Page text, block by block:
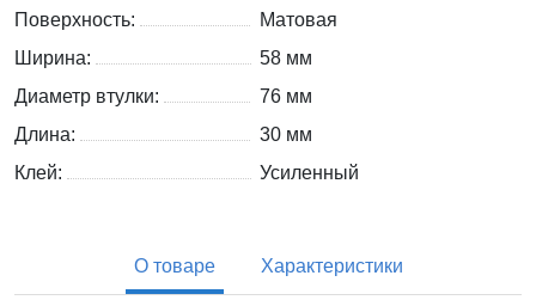
Поверхность:
Матовая
Ширина:
58 мм
Диаметр втулки:
76 мм
Длина:
30 мм
Клей:
Усиленный
О товаре Характеристики